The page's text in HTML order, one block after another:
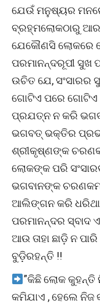
ଯେଉଁ ମନୁଷ୍ୟର
ବ୍ରହ୍ମଲୋକଠାରୁ
ଯେକୌଣସି ଲୋକରେ
ପରମାନନ୍ଦରୂପୀ ସୁଖ
ଉଚିତ ଯେ, ସଂସାରର
ଗୋଟିଏ ପରେ ଗୋଟିଏ
ପ୍ରଯତ୍ନ ନ କରି
ଭଗବତ୍ ଭକ୍ତିର
ଶ୍ରୀକୃଷ୍ଣଙ୍କ
ଲୋକଙ୍କ ପରି
ଭଗବାନଙ୍କ
ଆଲିଙ୍ଗନ କରି
ପରମାନନ୍ଦର ସ୍ବାଦ
ଆଉ ତାହା ଛାଡ଼ି ନ
ବୁଡ଼ିରହନ୍ତି !!
”କିଛି ଲୋକ
କମିଯାଏ , ହେଲେ ନିଜ